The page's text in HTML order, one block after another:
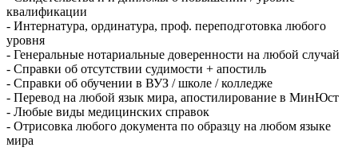
квалификации
- Интернатура, ординатура, проф. переподготовка любого
уровня
- Генеральные нотариальные доверенности на любой случай
- Справки об отсутствии судимости + апостиль
- Справки об обучении в ВУЗ / школе / колледже
- Перевод на любой язык мира, апостилирование в МинЮст
- Любые виды медицинских справок
- Отрисовка любого документа по образцу на любом языке
мира